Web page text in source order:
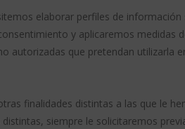
elaborar perfiles de información
y aplicaremos medidas
que pretendan utilizarla
finalidades distintas a las que le
siempre le solicitaremos